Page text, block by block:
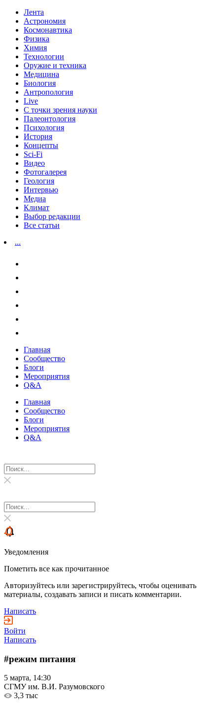
Лента
Астрономия
Космонавтика
Физика
Химия
Технологии
Оружие и техника
Медицина
Биология
Антропология
Live
С точки зрения науки
Палеонтология
Психология
История
Концепты
Sci-Fi
Видео
Фотогалерея
Геология
Интервью
Медиа
Климат
Выбор редакции
Все статьи
...
Главная
Сообщество
Блоги
Мероприятия
Q&A
Главная
Сообщество
Блоги
Мероприятия
Q&A
Уведомления
Пометить все как прочитанное
Авторизуйтесь или зарегистрируйтесь, чтобы оценивать
материалы, создавать записи и писать комментарии.
Написать
Войти
Написать
#режим питания
5 марта, 14:30
СГМУ им. В.И. Разумовского
3,3 тыс